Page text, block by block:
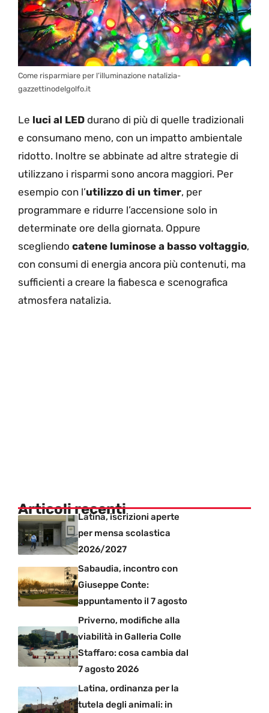
Come risparmiare per l’illuminazione natalizia-
gazzettinodelgolfo.it
Le luci al LED durano di più di quelle tradizionali
e consumano meno, con un impatto ambientale
ridotto. Inoltre se abbinate ad altre strategie di
utilizzano i risparmi sono ancora maggiori. Per
esempio con l’utilizzo di un timer, per
programmare e ridurre l’accensione solo in
determinate ore della giornata. Oppure
scegliendo catene luminose a basso voltaggio,
con consumi di energia ancora più contenuti, ma
sufficienti a creare la fiabesca e scenografica
atmosfera natalizia.
Articoli recentiLatina, iscrizioni aperte
per mensa scolastica
2026/2027
Sabaudia, incontro con
Giuseppe Conte:
appuntamento il 7 agosto
Priverno, modifiche alla
viabilità in Galleria Colle
Staffaro: cosa cambia dal
7 agosto 2026
Latina, ordinanza per la
tutela degli animali: in